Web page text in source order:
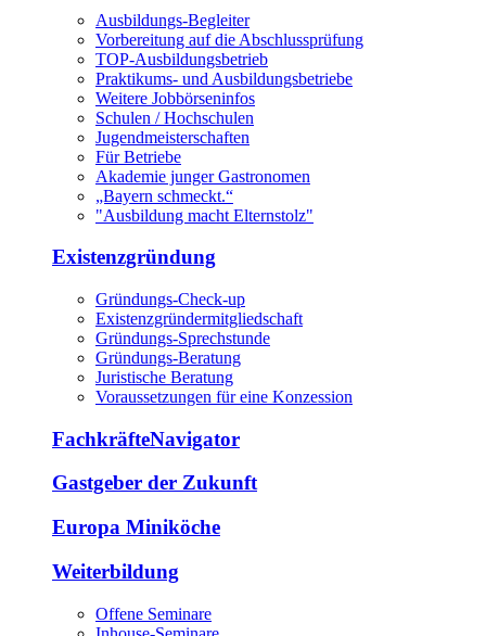
Ausbildungs-Begleiter
Vorbereitung auf die Abschlussprüfung
TOP-Ausbildungsbetrieb
Praktikums- und Ausbildungsbetriebe
Weitere Jobbörseninfos
Schulen / Hochschulen
Jugendmeisterschaften
Für Betriebe
Akademie junger Gastronomen
„Bayern schmeckt.“
"Ausbildung macht Elternstolz"
Existenzgründung
Gründungs-Check-up
Existenzgründermitgliedschaft
Gründungs-Sprechstunde
Gründungs-Beratung
Juristische Beratung
Voraussetzungen für eine Konzession
FachkräfteNavigator
Gastgeber der Zukunft
Europa Miniköche
Weiterbildung
Offene Seminare